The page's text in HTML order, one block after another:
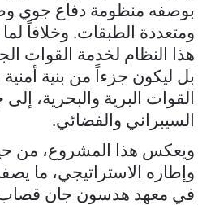
بوصفه منظومة دفاع جوي
ومتعددة الطبقات. وخلافاً
هذا النظام لخدمة القوات
بل ليكون جزءاً من بنية
القوات البرية والبحرية،
السيبراني والفضائي.
ويعكس هذا المشروع، من
وإطاره الاستراتيجي، ما
في معهد هدسون جان قصاب